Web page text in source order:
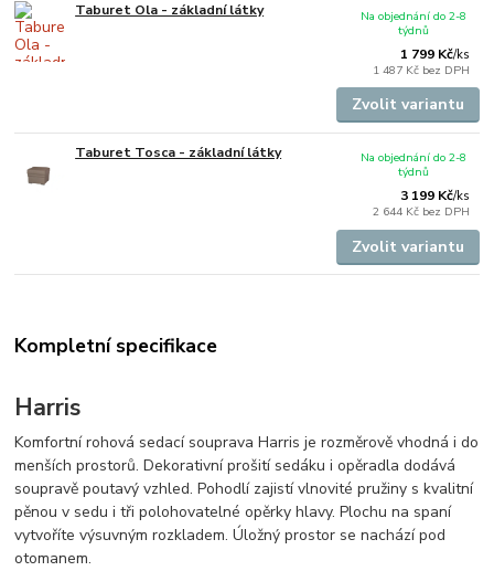
Taburet Ola - základní látky
1 799 Kč/ks
1 487 Kč bez DPH
Na objednání do 2-8
týdnů
Zvolit variantu
Taburet Tosca - základní látky
3 199 Kč/ks
2 644 Kč bez DPH
Na objednání do 2-8
týdnů
Zvolit variantu
Kompletní specifikace
Harris
Komfortní rohová sedací souprava Harris je rozměrově vhodná i do
menších prostorů. Dekorativní prošití sedáku i opěradla dodává
soupravě poutavý vzhled. Pohodlí zajistí vlnovité pružiny s kvalitní
pěnou v sedu i tři polohovatelné opěrky hlavy. Plochu na spaní
vytvoříte výsuvným rozkladem. Úložný prostor se nachází pod
otomanem.